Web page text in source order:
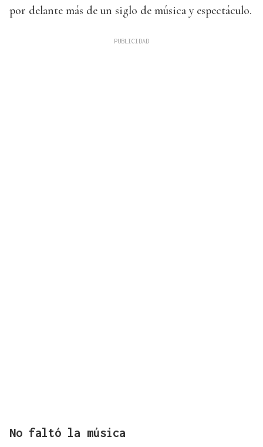
por delante más de un siglo de música y espectáculo.
No faltó la música